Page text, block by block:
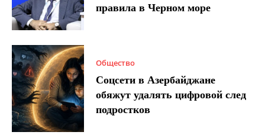
правила в Черном море
Общество
Соцсети в Азербайджане
обяжут удалять цифровой след
подростков